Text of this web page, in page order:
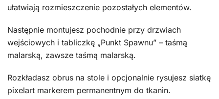
ułatwiają rozmieszczenie pozostałych elementów.
Następnie montujesz pochodnie przy drzwiach
wejściowych i tabliczkę „Punkt Spawnu” – taśmą
malarską, zawsze taśmą malarską.
Rozkładasz obrus na stole i opcjonalnie rysujesz siatkę
pixelart markerem permanentnym do tkanin.